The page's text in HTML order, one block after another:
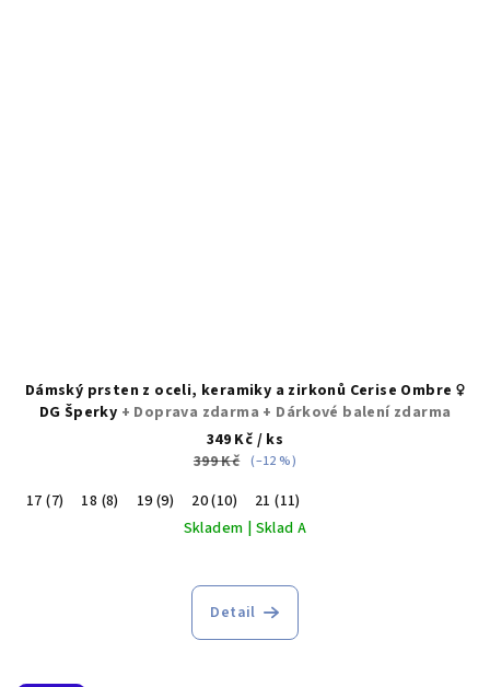
Dámský prsten z oceli, keramiky a zirkonů Cerise Ombre ♀️
DG Šperky + Doprava zdarma + Dárkové balení zdarma
349 Kč / ks
399 Kč (–12 %)
17 (7) 18 (8) 19 (9) 20 (10)
21 (11)
Skladem | Sklad A
hodnocení
produktu
Detail